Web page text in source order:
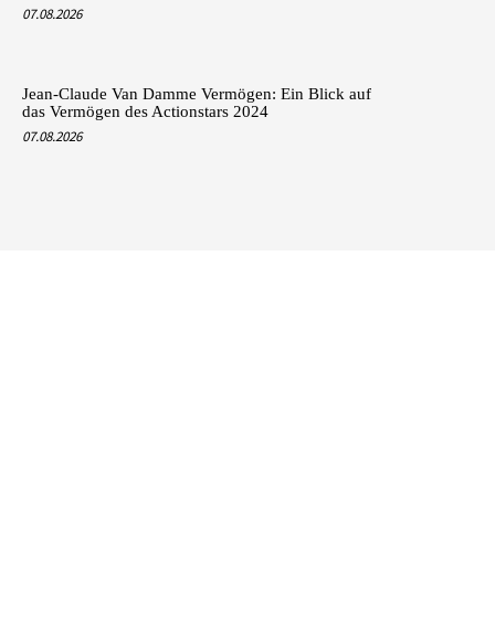
07.08.2026
Jean-Claude Van Damme Vermögen: Ein Blick auf
das Vermögen des Actionstars 2024
07.08.2026